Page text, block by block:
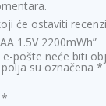
će ostaviti
1.5V 2200mWh”
e-pošte neće biti
su označena*
*